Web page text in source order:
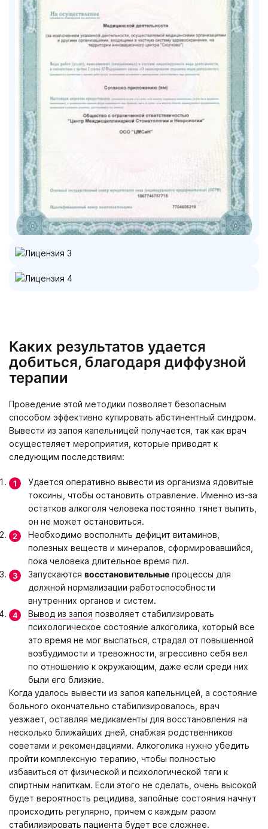
Каких результатов удается
добиться, благодаря диффузной
терапии
Проведение этой методики позволяет безопасным
способом эффективно купировать абстинентный синдром.
Вывести из запоя капельницей получается, так как врач
осуществляет мероприятия, которые приводят к
следующим последствиям:
Удается оперативно вывести из организма ядовитые
токсины, чтобы остановить отравление. Именно из-за
остатков алкоголя человека постоянно тянет выпить,
он не может остановиться.
Необходимо восполнить дефицит витаминов,
полезных веществ и минералов, сформировавшийся,
пока человека длительное время пил.
Запускаются восстановительные процессы для
должной нормализации работоспособности
внутренних органов и систем.
Вывод из запоя позволяет стабилизировать
психологическое состояние алкоголика, который все
это время не мог выспаться, страдал от повышенной
возбудимости и тревожности, агрессивно себя вел
по отношению к окружающим, даже если среди них
были его близкие.
Когда удалось вывести из запоя капельницей, а состояние
больного окончательно стабилизировалось, врач
уезжает, оставляя медикаменты для восстановления на
несколько ближайших дней, снабжая родственников
советами и рекомендациями. Алкоголика нужно убедить
пройти комплексную терапию, чтобы полностью
избавиться от физической и психологической тяги к
спиртным напиткам. Если этого не сделать, очень высокой
будет вероятность рецидива, запойные состояния начнут
происходить регулярно, причем с каждым разом
стабилизировать пациента будет все сложнее.